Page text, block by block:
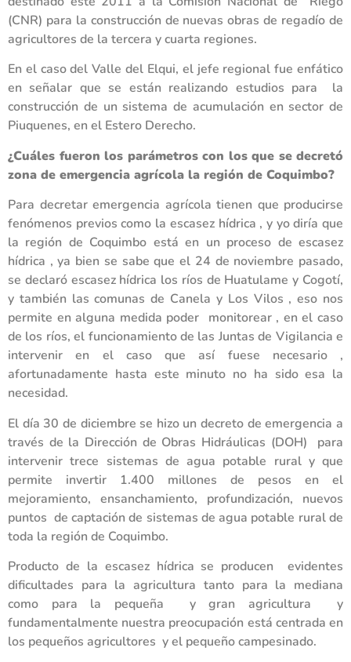
(CNR) para la construcción de nuevas obras de regadío de
agricultores de la tercera y cuarta regiones.
En el caso del Valle del Elqui, el jefe regional fue enfático
en señalar que se están realizando estudios para la
construcción de un sistema de acumulación en sector de
Piuquenes, en el Estero Derecho.
¿Cuáles fueron los parámetros con los que se decretó
zona de emergencia agrícola la región de Coquimbo?
Para decretar emergencia agrícola tienen que producirse
fenómenos previos como la escasez hídrica , y yo diría que
la región de Coquimbo está en un proceso de escasez
hídrica , ya bien se sabe que el 24 de noviembre pasado,
se declaró escasez hídrica los ríos de Huatulame y Cogotí,
y también las comunas de Canela y Los Vilos , eso nos
permite en alguna medida poder monitorear , en el caso
de los ríos, el funcionamiento de las Juntas de Vigilancia e
intervenir en el caso que así fuese necesario ,
afortunadamente hasta este minuto no ha sido esa la
necesidad.
El día 30 de diciembre se hizo un decreto de emergencia a
través de la Dirección de Obras Hidráulicas (DOH) para
intervenir trece sistemas de agua potable rural y que
permite invertir 1.400 millones de pesos en el
mejoramiento, ensanchamiento, profundización, nuevos
puntos de captación de sistemas de agua potable rural de
toda la región de Coquimbo.
Producto de la escasez hídrica se producen evidentes
dificultades para la agricultura tanto para la mediana
como para la pequeña y gran agricultura y
fundamentalmente nuestra preocupación está centrada en
los pequeños agricultores y el pequeño campesinado.